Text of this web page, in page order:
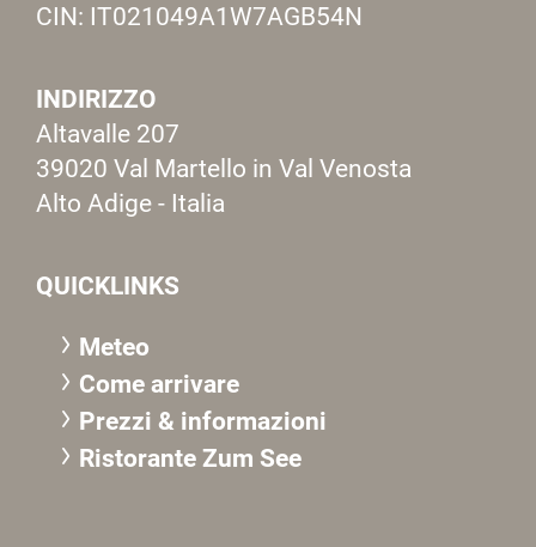
CIN: IT021049A1W7AGB54N
INDIRIZZO
Altavalle 207
39020 Val Martello in Val Venosta
Alto Adige - Italia
QUICKLINKS
Meteo
Come arrivare
Prezzi & informazioni
Ristorante Zum See